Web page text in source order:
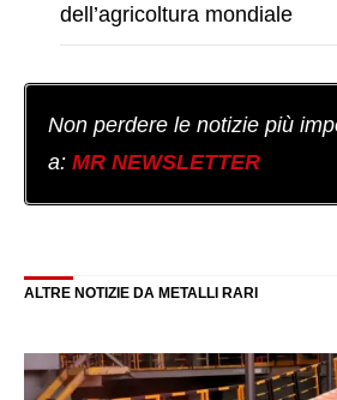
dell’agricoltura mondiale
Non perdere le notizie più
a: MR NEWSLETTER
ALTRE NOTIZIE DA METALLI RARI